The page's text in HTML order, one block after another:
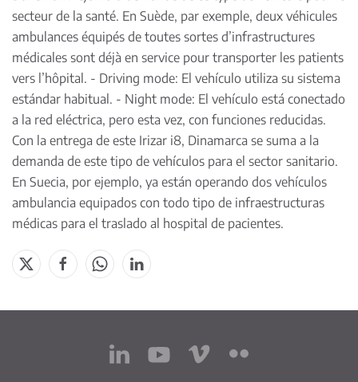
secteur de la santé. En Suède, par exemple, deux véhicules
ambulances équipés de toutes sortes d’infrastructures
médicales sont déjà en service pour transporter les patients
vers l’hôpital. - Driving mode: El vehículo utiliza su sistema
estándar habitual. - Night mode: El vehículo está conectado
a la red eléctrica, pero esta vez, con funciones reducidas.
Con la entrega de este Irizar i8, Dinamarca se suma a la
demanda de este tipo de vehículos para el sector sanitario.
En Suecia, por ejemplo, ya están operando dos vehículos
ambulancia equipados con todo tipo de infraestructuras
médicas para el traslado al hospital de pacientes.